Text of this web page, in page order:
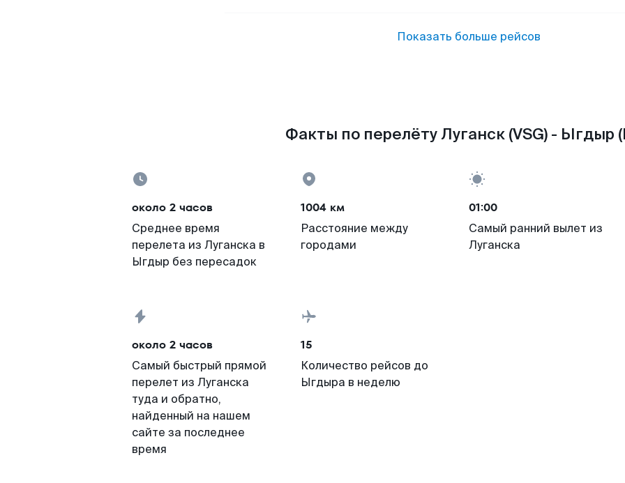
Показать больше рейсов
Факты по перелёту Луганск (VSG) - Ыгдыр
около 2 часов
Среднее время
перелета из Луганска в
Ыгдыр без пересадок
1004 км
Расстояние между
городами
01:00
Самый ранний вылет из
Луганска
около 2 часов
Самый быстрый прямой
перелет из Луганска
туда и обратно,
найденный на нашем
сайте за последнее
время
15
Количество рейсов до
Ыгдыра в неделю